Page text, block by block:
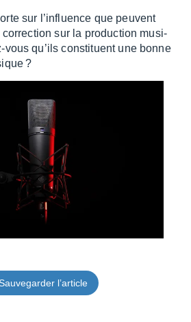
sur l’in­fluence que peuvent
sur la produc­tion musi­
qu’ils consti­tuent une bonne
?
Sauvegarder l’article